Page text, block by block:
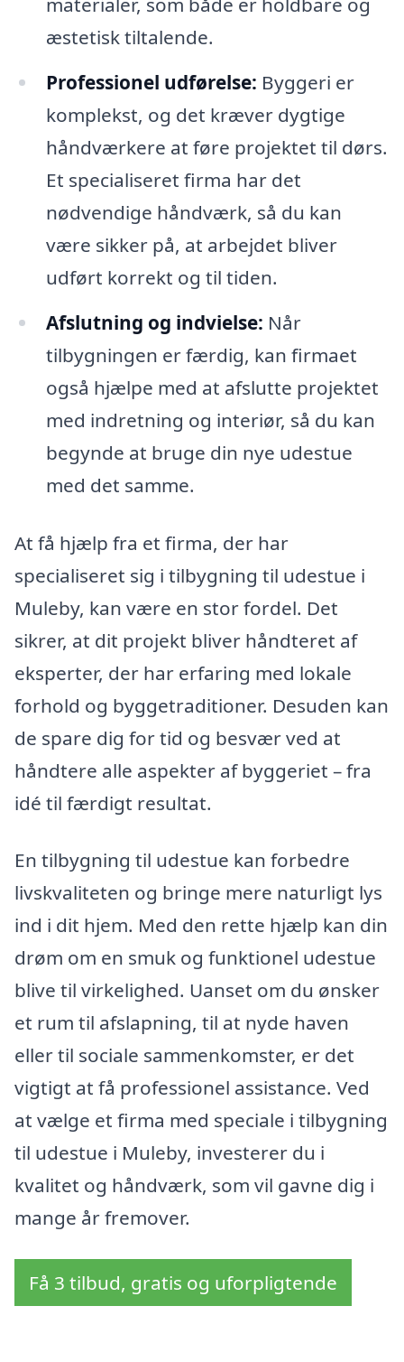
æstetisk tiltalende.
Professionel udførelse: Byggeri er
komplekst, og det kræver dygtige
håndværkere at føre projektet til dørs.
Et specialiseret firma har det
nødvendige håndværk, så du kan
være sikker på, at arbejdet bliver
udført korrekt og til tiden.
Afslutning og indvielse: Når
tilbygningen er færdig, kan firmaet
også hjælpe med at afslutte projektet
med indretning og interiør, så du kan
begynde at bruge din nye udestue
med det samme.
At få hjælp fra et firma, der har
specialiseret sig i tilbygning til udestue i
Muleby, kan være en stor fordel. Det
sikrer, at dit projekt bliver håndteret af
eksperter, der har erfaring med lokale
forhold og byggetraditioner. Desuden kan
de spare dig for tid og besvær ved at
håndtere alle aspekter af byggeriet – fra
idé til færdigt resultat.
En tilbygning til udestue kan forbedre
livskvaliteten og bringe mere naturligt lys
ind i dit hjem. Med den rette hjælp kan din
drøm om en smuk og funktionel udestue
blive til virkelighed. Uanset om du ønsker
et rum til afslapning, til at nyde haven
eller til sociale sammenkomster, er det
vigtigt at få professionel assistance. Ved
at vælge et firma med speciale i tilbygning
til udestue i Muleby, investerer du i
kvalitet og håndværk, som vil gavne dig i
mange år fremover.
Få 3 tilbud, gratis og uforpligtende